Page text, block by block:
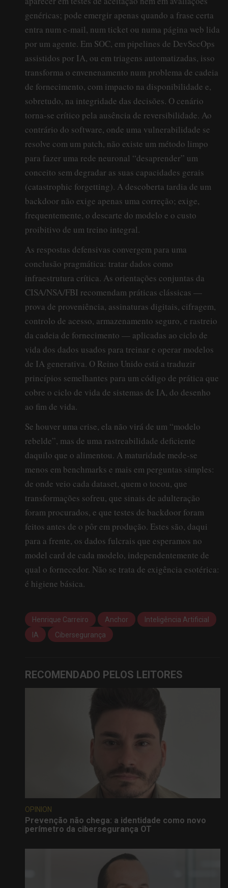
genéricas; pode emergir apenas quando a frase certa
entra num e-mail, num ticket ou numa página web lida
por um agente. Em SOC, em pipelines de DevSecOps
assistidos por IA, ou em triagens automatizadas, isso
transforma o envenenamento num problema de cadeia
de fornecimento, com impacto na disponibilidade e,
sobretudo, na integridade das decisões. O cenário
torna-se crítico pela ausência de reversibilidade. Ao
contrário do software, onde uma vulnerabilidade se
resolve com um patch, não existe um método limpo
para fazer uma rede neuronal “desaprender” um
conceito sem degradar as suas capacidades gerais
(catastrophic forgetting). A descoberta tardia de um
backdoor não exige apenas uma correção; exige,
frequentemente, o descarte do modelo e o custo
proibitivo de um treino integral.
As respostas defensivas convergem para uma
conclusão pragmática: tratar dados como
infraestrutura crítica. As orientações conjuntas da
CISA/NSA/FBI recomendam práticas clássicas —
prova de proveniência, assinaturas digitais, cifragem,
controlo de acesso, armazenamento seguro, e rastreio
da cadeia de fornecimento — aplicadas ao ciclo de
vida dos dados usados para treinar e operar modelos
de IA generativa. O Reino Unido está a traduzir
princípios semelhantes para um código de prática que
cobre o ciclo de vida de sistemas de IA, do desenho
ao fim de vida.
Se houver uma crise, ela não virá de um “modelo
rebelde”, mas de uma rastreabilidade deficiente
daquilo que o alimentou. A maturidade mede-se
menos em benchmarks e mais em perguntas simples:
de onde veio cada dataset, quem o tocou, que
transformações sofreu, que sinais de adulteração
foram procurados, e que testes de backdoor foram
feitos antes de o pôr em produção. Estes são, daqui
para a frente, os dados fulcrais que esperamos no
model card de cada modelo, independentemente de
qual o fornecedor. Não se trata de exigência esotérica:
é higiene básica.
Henrique Carreiro Anchor
Inteligência Artificial
IA
Cibersegurança
RECOMENDADO PELOS LEITORES
OPINION
Prevenção não chega: a identidade como novo
perímetro da cibersegurança OT